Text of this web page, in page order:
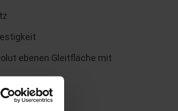
ebenen Gleitfläche mit